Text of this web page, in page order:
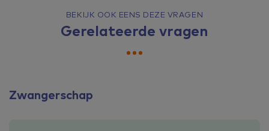
BEKIJK OOK EENS DEZE VRAGEN
Gerelateerde vragen
Zwangerschap